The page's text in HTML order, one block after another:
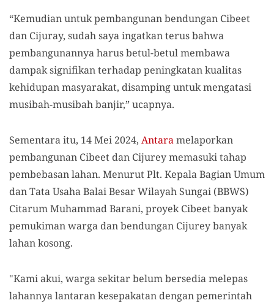
“Kemudian untuk pembangunan bendungan Cibeet
dan Cijuray, sudah saya ingatkan terus bahwa
pembangunannya harus betul-betul membawa
dampak signifikan terhadap peningkatan kualitas
kehidupan masyarakat, disamping untuk mengatasi
musibah-musibah banjir,” ucapnya.
Sementara itu, 14 Mei 2024, Antaramelaporkan
pembangunan Cibeet dan Cijurey memasuki tahap
pembebasan lahan. Menurut Plt. Kepala Bagian Umum
dan Tata Usaha Balai Besar Wilayah Sungai (BBWS)
Citarum Muhammad Barani, proyek Cibeet banyak
pemukiman warga dan bendungan Cijurey banyak
lahan kosong.
"Kami akui, warga sekitar belum bersedia melepas
lahannya lantaran kesepakatan dengan pemerintah